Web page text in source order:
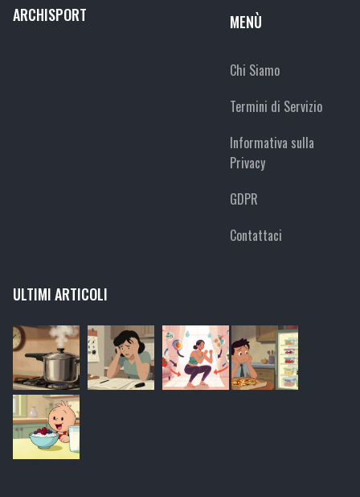
ARCHISPORT MENÙ
Chi Siamo
Termini di Servizio
Informativa sulla
Privacy
GDPR
Contattaci
ULTIMI ARTICOLI